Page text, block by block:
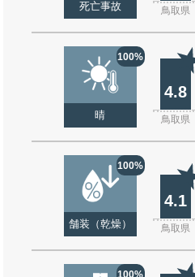
死亡事故 鳥取県
100%
晴
4.8
鳥取県
100%
舗装（乾燥）
4.1
鳥取県
100%